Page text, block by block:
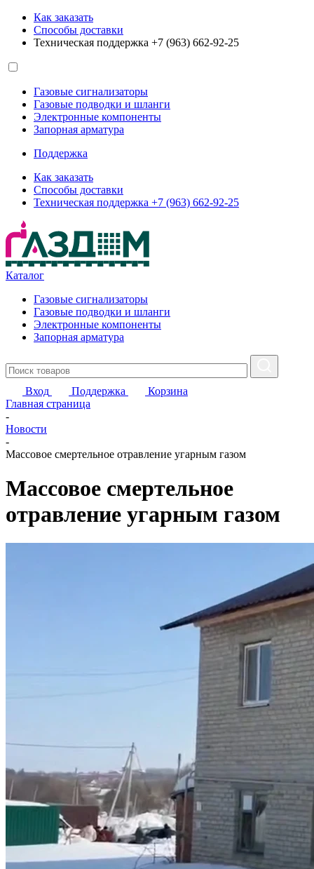
Как заказать
Способы доставки
Техническая поддержка +7 (963) 662-92-25
Газовые сигнализаторы
Газовые подводки и шланги
Электронные компоненты
Запорная арматура
Поддержка
Как заказать
Способы доставки
Техническая поддержка +7 (963) 662-92-25
Каталог
Газовые сигнализаторы
Газовые подводки и шланги
Электронные компоненты
Запорная арматура
Вход Поддержка
Корзина
Главная страница
-
Новости
-
Массовое смертельное отравление угарным газом
Массовое смертельное
отравление угарным газом